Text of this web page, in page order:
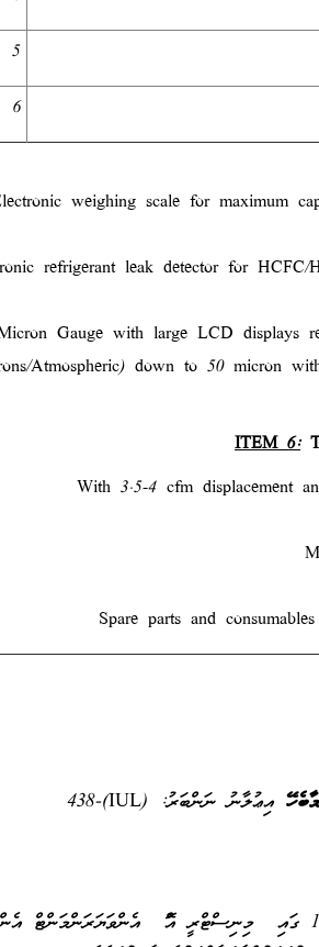
5
6
weighing scale for maximum
refrigerant leak detector for HCFC/
Gauge with large LCD displays
Atmospheric) down to 50 micron
ITEM 6:
With 3.5-4 cfm displacement
Spare parts and
އިޢުލާނު ނަންބަރު: (IUL)438-
ބިޑު ހުޅުވުމަށް ހަމަޖެހިފައިވަނީ 2 ސެޕްޓެންބަރު 2014 ވާ އަންގާރަ ދުވަހުގެ 10:00 ގައި މިނިސްޓްރީ އޮފް